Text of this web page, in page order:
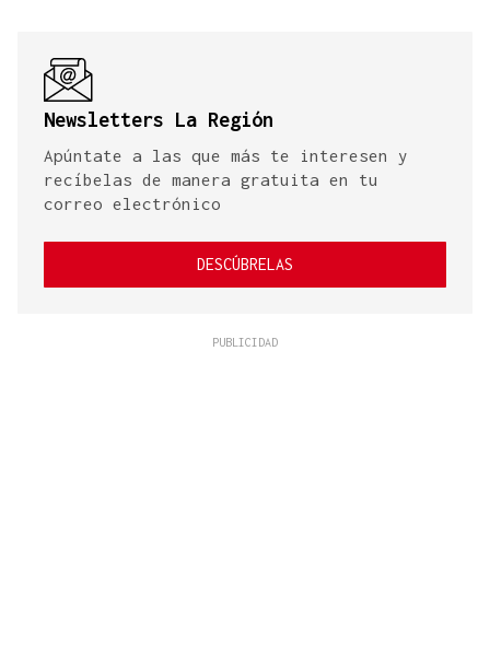
Newsletters La Región
Apúntate a las que más te interesen y
recíbelas de manera gratuita en tu
correo electrónico
DESCÚBRELAS